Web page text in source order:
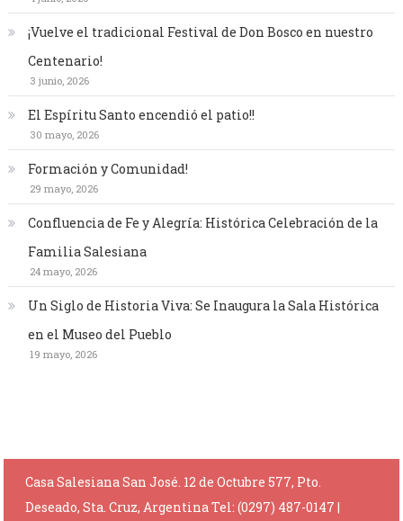
¡Vuelve el tradicional Festival de Don Bosco en nuestro
Centenario!
3 junio, 2026
El Espíritu Santo encendió el patio!!
30 mayo, 2026
Formación y Comunidad!
29 mayo, 2026
Confluencia de Fe y Alegría: Histórica Celebración de la
Familia Salesiana
24 mayo, 2026
Un Siglo de Historia Viva: Se Inaugura la Sala Histórica
en el Museo del Pueblo
19 mayo, 2026
Casa Salesiana San José. 12 de Octubre 577, Pto.
Deseado, Sta. Cruz, Argentina Tel: (0297) 487-0147 |